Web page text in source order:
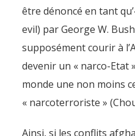
être dénoncé en tant
evil) par George W.
supposément courir à
devenir un « narco-Etat
monde une non moins
« narcoterroriste »
Ainsi, si les conflits